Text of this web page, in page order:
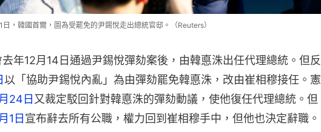
，韓國首爾，圖為受罷免的尹錫悅走出總統官邸。（Reuters）
年12月14日通過尹錫悅彈劾案後，由韓悳洙出任代理總統。但反
以「協助尹錫悅內亂」為由彈劾罷免韓悳洙，改由崔相穆接任。憲
24日又裁定駁回針對韓悳洙的彈劾動議，使他復任代理總統。但
1日宣布辭去所有公職，權力回到崔相穆手中，但他也決定辭職。